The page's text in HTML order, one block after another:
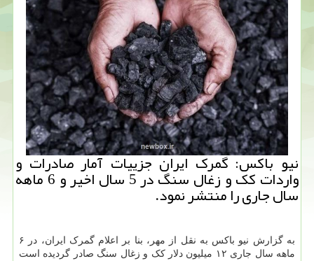
نیو باکس: گمرک ایران جزییات آمار صادرات و
واردات کک و زغال سنگ در 5 سال اخیر و 6 ماهه
سال جاری را منتشر نمود.
به گزارش نیو باکس به نقل از مهر، بنا بر اعلام گمرک ایران، در ۶
ماهه سال جاری ۱۲ میلیون دلار کک و زغال سنگ صادر گردیده است